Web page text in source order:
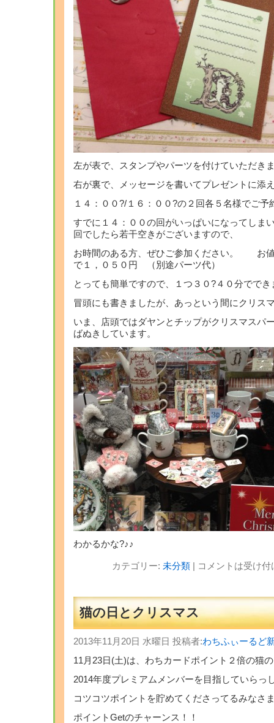
左が表で、スタンプやパーツを付けていただき
右が裏で、メッセージを書いてプレゼントに添
１４：００?/１６：００?の２回各５名様でご予
すでに１４：００の回がいっぱいになってしま
回でしたら若干空きがございますので、
お時間のある方、ぜひご参加ください。 お値
で１，０５０円 （別途パーツ代）
とっても簡単ですので、１つ３０?４０分ででき
冒頭にも書きましたが、あっという間にクリス
いま、店頭ではダヤンとチップがクリスマスパ
ばぬきしています。
わかるかな?♪♪
カテゴリー: 未分類| コメントは受け
猫の日とクリスマス
2013年11月20日 水曜日 投稿者:わちふぃーるど
11月23日(土)は、わちカードポイント２倍の猫
2014年度プレミアムメンバーを目指していらっ
コツコツポイントを貯めてくださってるみなさ
ポイントGetのチャーンス！！